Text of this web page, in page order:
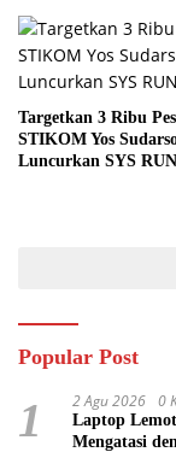
Targetkan 3 Ribu
STIKOM Yos
Luncurkan SYS
Popular Post
1 2 Agu 2026 0
Laptop
Mengatasi